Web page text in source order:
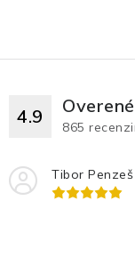
4.9 865
Tibor Penzeš